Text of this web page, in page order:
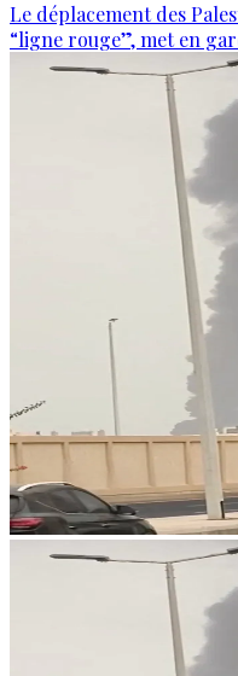
Le déplacement des
“ligne rouge”, met en